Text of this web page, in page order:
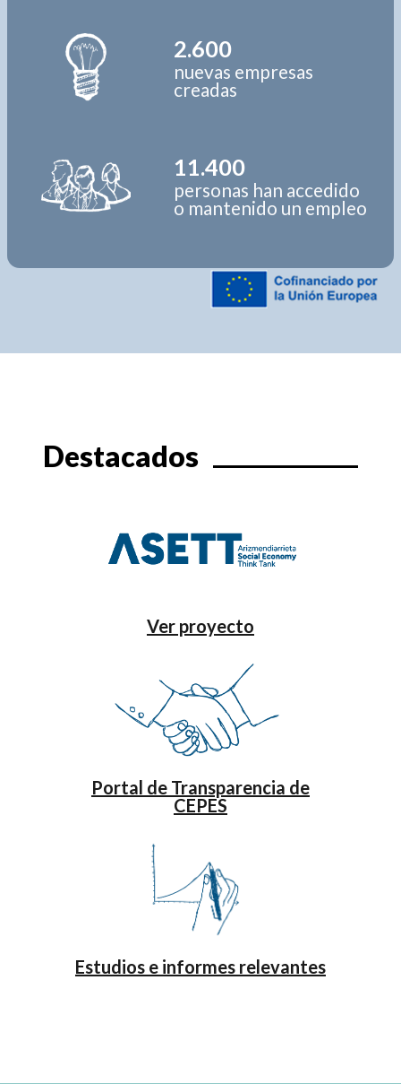
2.600
nuevas empresas
creadas
11.400
personas han accedido
o mantenido un empleo
Destacados
Ver proyecto
Portal de Transparencia de
CEPES
Estudios e informes relevantes